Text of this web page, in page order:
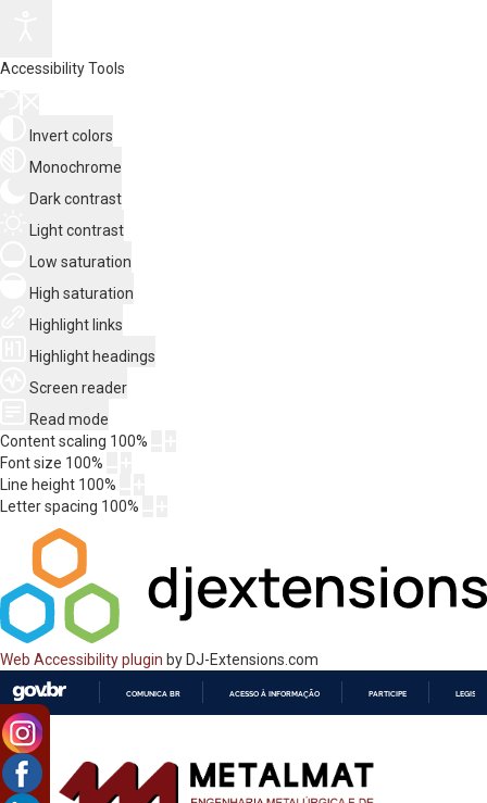
Accessibility Tools
Invert colors
Monochrome
Dark contrast
Light contrast
Low saturation
High saturation
Highlight links
Highlight headings
Screen reader
Read mode
Content scaling 100%
Font size 100%
Line height 100%
Letter spacing 100%
Web Accessibility plugin by DJ-Extensions.com
CONTEÚDO
COMUNICA BR ACESSO À INFORMAÇÃO PARTICIPE